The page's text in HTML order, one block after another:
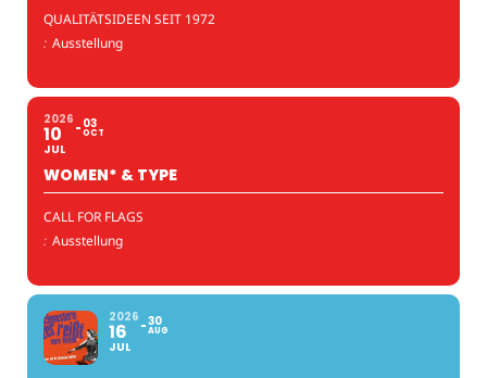
QUALITÄTSIDEEN SEIT 1972
: Ausstellung
2026
10
JUL
03
OCT
WOMEN* & TYPE
CALL FOR FLAGS
: Ausstellung
2026
16
JUL
30
AUG